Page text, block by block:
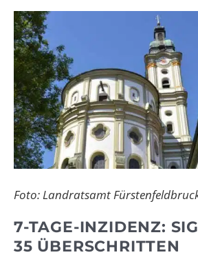
Foto: Landratsamt
7-TAGE-INZIDENZ:
35 ÜBERSCHRITTEN